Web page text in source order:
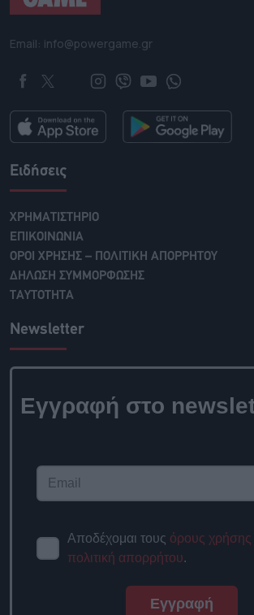
Email: info@powergame.gr
Ειδήσεις
ΧΡΗΜΑΤΙΣΤΗΡΙΟ
ΕΠΙΚΟΙΝΩΝΙΑ
ΟΡΟΙ ΧΡΗΣΗΣ – ΠΟΛΙΤΙΚΗ ΑΠΟΡΡΗΤΟΥ
ΔΗΛΩΣΗ ΣΥΜΜΟΡΦΩΣΗΣ
ΤΑΥΤΟΤΗΤΑ
Newsletter
Εγγραφή στο
Αποδέχομαι τους
και την πολιτική απορρήτου